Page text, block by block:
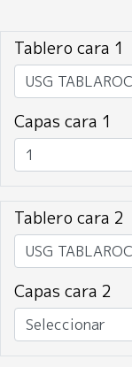
Tablero cara 1
Capas cara 1
Tablero cara 2
Capas cara 2